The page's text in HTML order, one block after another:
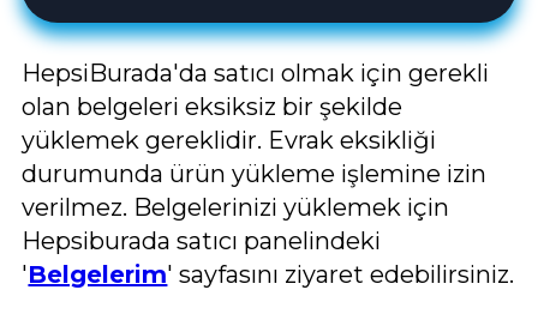
HepsiBurada'da satıcı olmak için gerekli
olan belgeleri eksiksiz bir şekilde
yüklemek gereklidir. Evrak eksikliği
durumunda ürün yükleme işlemine izin
verilmez. Belgelerinizi yüklemek için
Hepsiburada satıcı panelindeki
'Belgelerim' sayfasını ziyaret edebilirsiniz.